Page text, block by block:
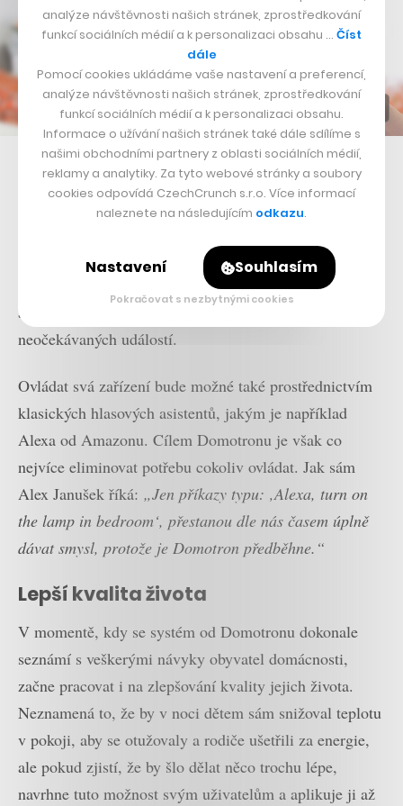
Chytrou domácnost lze ovládat přes aplikaci Domotronu
Díky této aplikaci může uživatel kontrolovat i veškerý
nastavené chování zařízení na časové ose. Zároveň v ní
lze veškerá nastavení přenastavovat podle potřeb a
aplikace také odesílá upozornění v případě
neočekávaných událostí.
Ovládat svá zařízení bude možné také prostřednictvím
klasických hlasových asistentů, jakým je například
Alexa od Amazonu. Cílem Domotronu je však co
nejvíce eliminovat potřebu cokoliv ovládat. Jak sám
Alex Janušek říká: „Jen příkazy typu: ‚Alexa, turn on
the lamp in bedroom‘, přestanou dle nás časem úplně
dávat smysl, protože je Domotron předběhne.“
Lepší kvalita života
V momentě, kdy se systém od Domotronu dokonale
seznámí s veškerými návyky obyvatel domácnosti,
začne pracovat i na zlepšování kvality jejich života.
Neznamená to, že by v noci dětem sám snižoval teplotu
v pokoji, aby se otužovaly a rodiče ušetřili za energie,
ale pokud zjistí, že by šlo dělat něco trochu lépe,
navrhne tuto možnost svým uživatelům a aplikuje ji až
analýze návštěvnosti našich stránek, zprostředkování
funkcí sociálních médií a k personalizaci obsahu … Číst
dále
Pomocí cookies ukládáme vaše nastavení a preferencí,
analýze návštěvnosti našich stránek, zprostředkování
funkcí sociálních médií a k personalizaci obsahu.
Informace o užívání našich stránek také dále sdílíme s
našimi obchodními partnery z oblasti sociálních médií,
reklamy a analytiky. Za tyto webové stránky a soubory
cookies odpovídá CzechCrunch s.r.o. Více informací
naleznete na následujícím odkazu.
Nastavení Souhlasím
Pokračovat s nezbytnými cookies